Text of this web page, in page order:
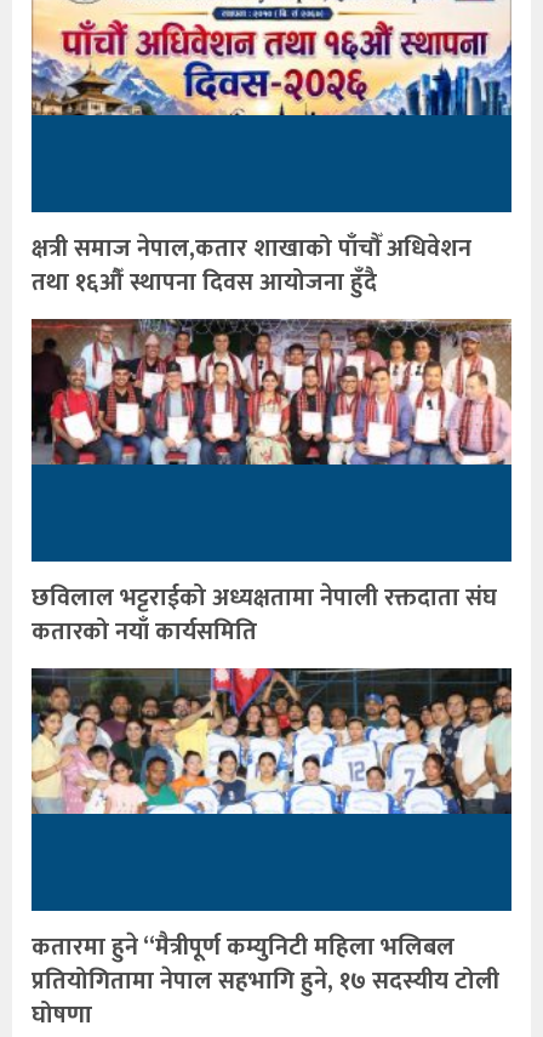
क्षत्री समाज नेपाल,कतार शाखाको पाँचौँ अधिवेशन
तथा १६औँ स्थापना दिवस आयोजना हुँदै
छविलाल भट्टराईको अध्यक्षतामा नेपाली रक्तदाता संघ
कतारको नयाँ कार्यसमिति
कतारमा हुने “मैत्रीपूर्ण कम्युनिटी महिला भलिबल
प्रतियोगितामा नेपाल सहभागि हुने, १७ सदस्यीय टोली
घोषणा